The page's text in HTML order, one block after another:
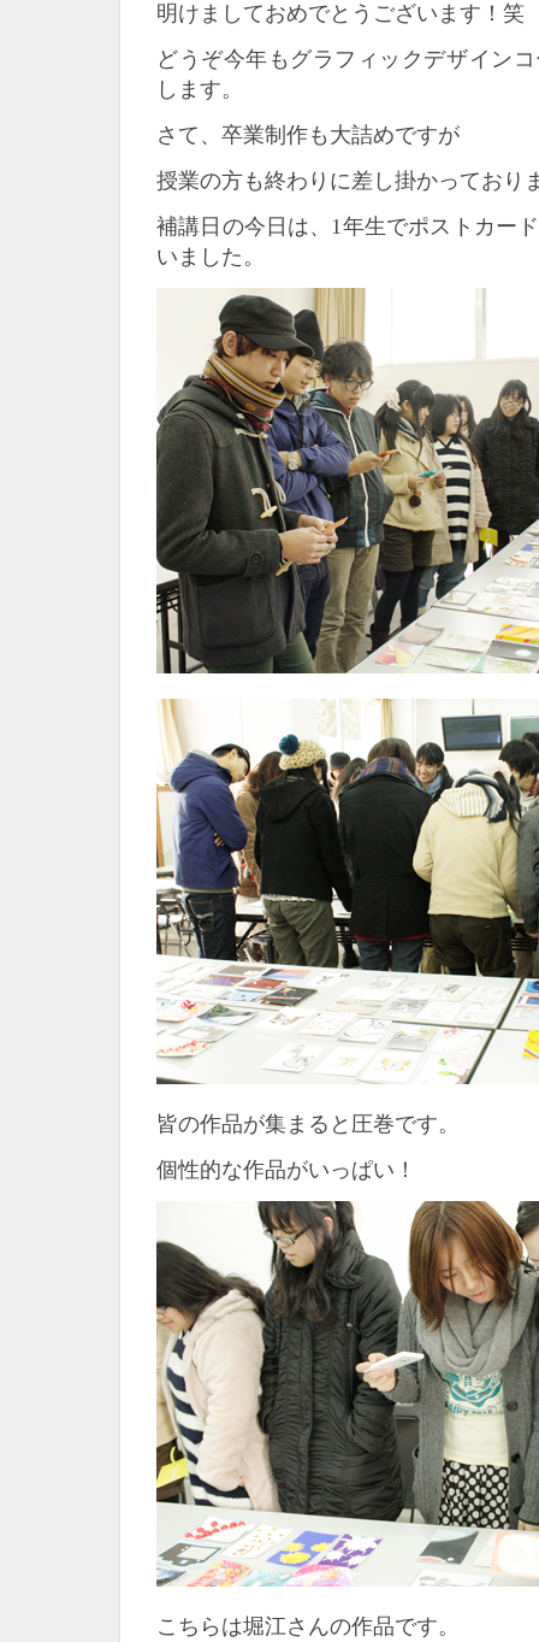
明けましておめでとうございます！笑
どうぞ今年もグラフィックデザイン
します。
さて、卒業制作も大詰めですが
授業の方も終わりに差し掛かっており
補講日の今日は、1年生でポストカー
いました。
皆の作品が集まると圧巻です。
個性的な作品がいっぱい！
こちらは堀江さんの作品です。